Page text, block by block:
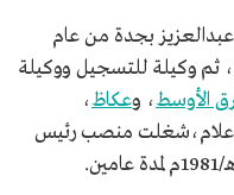
بجدة من عام
1977م حتى عام 1418هـ/1997م، ثم وكيلة للتسجيل ووكيلة
الأوسط، وعكاظ،
منصب رئيس